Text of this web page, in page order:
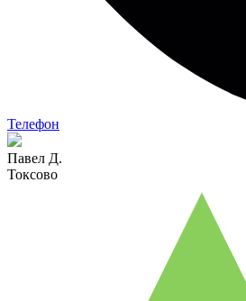
Телефон
Павел Д.
Токсово